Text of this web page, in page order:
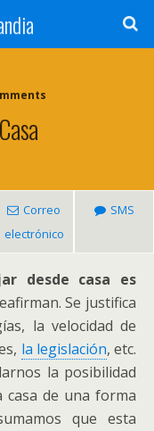
Correo
electrónico
SMS
desde casa es
Se justifica
la velocidad de
la legislación, etc.
la posibilidad
de una forma
que esta